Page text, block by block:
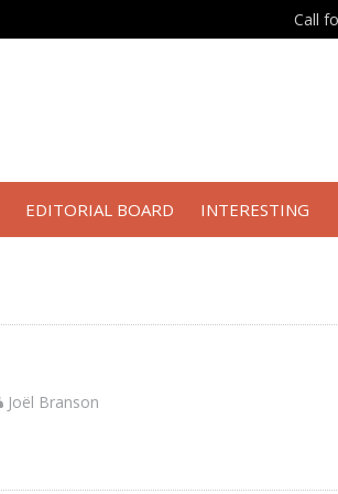
Call
EDITORIAL BOARD INTERESTING
Joël Branson